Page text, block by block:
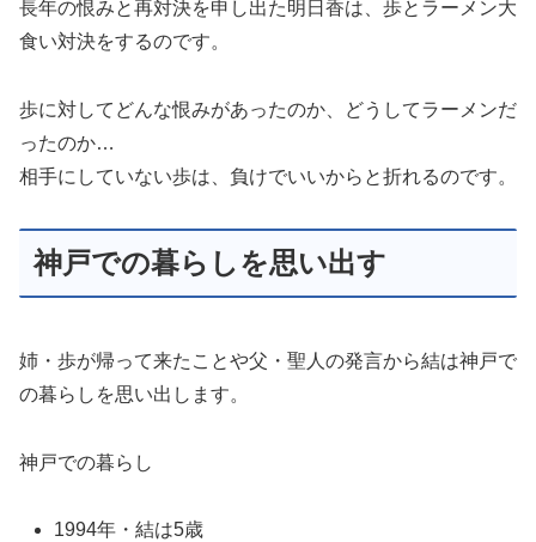
長年の恨みと再対決を申し出た明日香は、歩とラーメン大
食い対決をするのです。
歩に対してどんな恨みがあったのか、どうしてラーメンだ
ったのか…
相手にしていない歩は、負けでいいからと折れるのです。
神戸での暮らしを思い出す
姉・歩が帰って来たことや父・聖人の発言から結は神戸で
の暮らしを思い出します。
神戸での暮らし
1994年・結は5歳